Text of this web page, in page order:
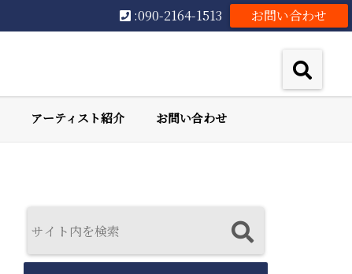
お問い合わせ
:090-2164-1513
アーティスト紹介 お問い合わせ